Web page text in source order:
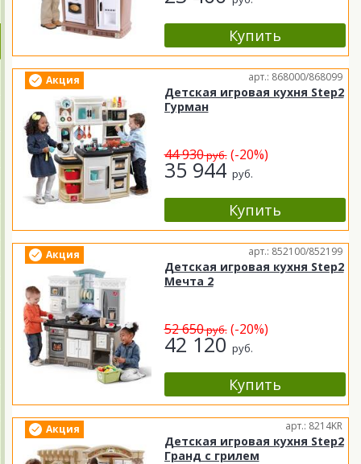
Акция арт.: 868000/868099
Детская игровая кухня Step2
Гурман
44 930руб.(-20%)
35 944 руб.
Акция арт.: 852100/852199
Детская игровая кухня Step2
Мечта 2
52 650руб.(-20%)
42 120 руб.
Акция арт.: 8214KR
Детская игровая кухня Step2
Гранд с грилем